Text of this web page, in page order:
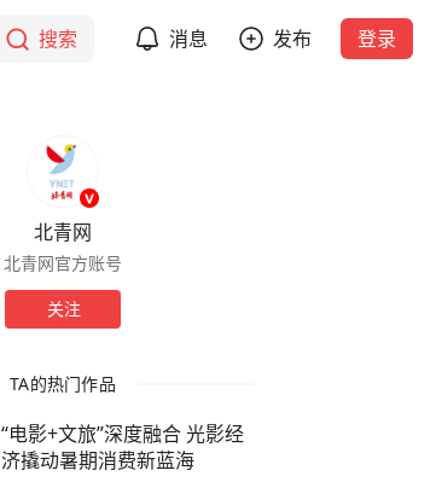
搜索 消息 发布 登录
北青网
北青网官方账号
关注
TA的热门作品
“电影+文旅”深度融合 光影经
济撬动暑期消费新蓝海